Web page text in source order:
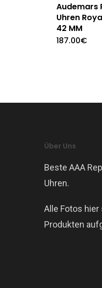
Audemars
Uhren
42 MM
187.00€
Über Uns
Beste AAA
Uhren.
Alle Fotos
Produkten